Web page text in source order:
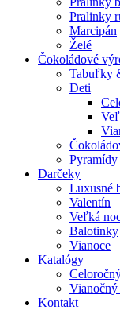
Pralinky
Marcipán
Želé
Čokoládové
Tabuľky
Deti
Pyramídy
Darčeky
Luxusné
Valentín
Veľká
Balotinky
Vianoce
Katalógy
Vianočný
Kontakt